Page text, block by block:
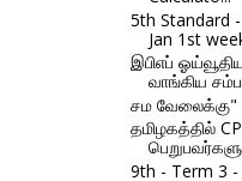
5th Standard
Jan 1st
இபிஎப்
வாங்கிய
சம
தமிழகத்தில்
9th - Term 3 -